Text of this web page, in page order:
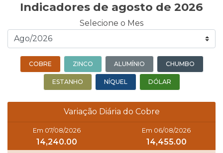
Indicadores de agosto de 2026
Selecione o Mes
COBRE ZINCO ALUMÍNIO CHUMBO
ESTANHO NÍQUEL DÓLAR
Variação Diária do Cobre
Em 07/08/2026
14,240.00
Em 06/08/2026
14,455.00